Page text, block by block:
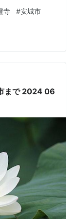
ですが、案の
いていませ
色のハスは品
め頃です。毎年
に魅了されたの
ぼに拡がる…
寺 #安城市
まで 2024 06